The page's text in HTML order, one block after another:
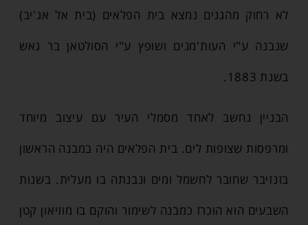
לא רחוק מהגנים נמצא בית הפלאים (בית אל אג'יב)
שנבנה ע"י העות'מנים ושופץ ע"י הסולטאן בר גאש
בשנת 1883.
הבניין נחשב לאחד מסמלי העיר עם עיצוב מיוחד
ומרפסות שצופות לים. בית הפלאים היה במבנה הראשון
בזנזיבר שחובר לחשמל ומים ונבנתה בו מעלית. בשנות
השבעים הוא הוכרז כמבנה לשימור והוקם בו מוזיאון קטן